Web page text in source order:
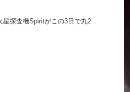
探査機Spiritがこの3日で丸2